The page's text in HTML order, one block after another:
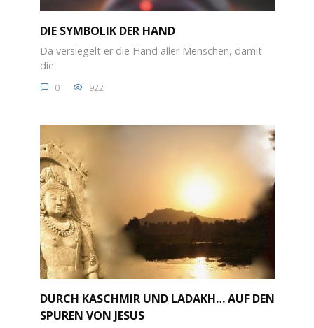
DIE SYMBOLIK DER HAND
Da versiegelt er die Hand aller Menschen, damit
die
0 922
DURCH KASCHMIR UND LADAKH… AUF DEN
SPUREN VON JESUS